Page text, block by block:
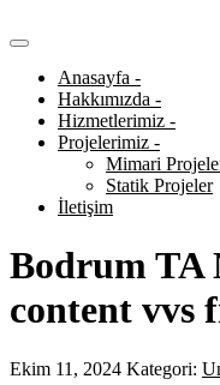
Anasayfa -
Hakkımızda -
Hizmetlerimiz -
Projelerimiz -
Mimari
Statik Projeler
İletişim
Bodrum TA
content vvs
Ekim 11, 2024 Kategori: